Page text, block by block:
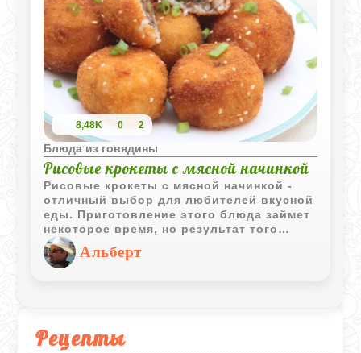
Рецепты
8,48K 0 2
Блюда из говядины
Рисовые крокеты с мясной начинкой
Рисовые крокеты с мясной начинкой -
отличный выбор для любителей вкусной
еды. Приготовление этого блюда займет
некоторое время, но результат того
стоит. Эти крокеты могут служить как
изысканной закуской, так и сытным
основным блюдом. Вы можете
что-то новое и уникальное.
Альберт